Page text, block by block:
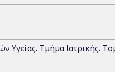
Υγείας. Τμήμα Ιατρικής.